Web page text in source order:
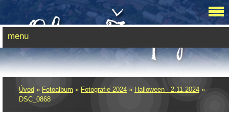
Úvod » Fotoalbum » Fotografie 2024 » Halloween - 2.11.2024 »
DSC_0868
menu